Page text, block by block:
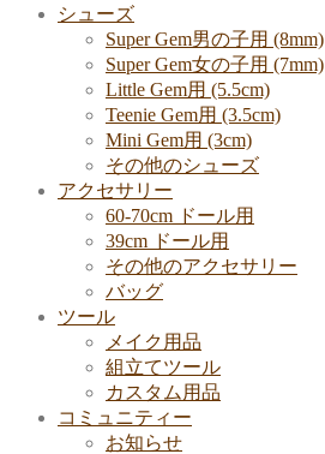
シューズ
Super Gem男の子用 (8mm)
Super Gem女の子用 (7mm)
Little Gem用 (5.5cm)
Teenie Gem用 (3.5cm)
Mini Gem用 (3cm)
その他のシューズ
アクセサリー
60-70cm ドール用
39cm ドール用
その他のアクセサリー
バッグ
ツール
メイク用品
組立てツール
カスタム用品
コミュニティー
お知らせ